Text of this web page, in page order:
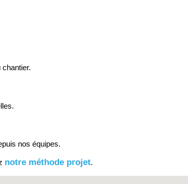
nos équipes.
notre méthode projet.